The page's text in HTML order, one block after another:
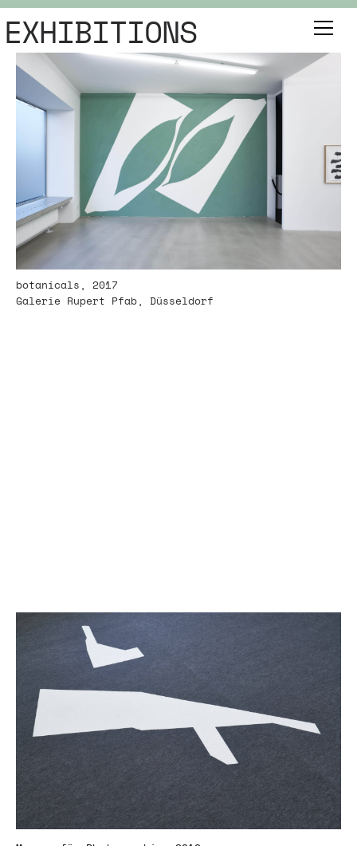
EXHIBITIONS
botanicals, 2017
Galerie Rupert Pfab, Düsseldorf